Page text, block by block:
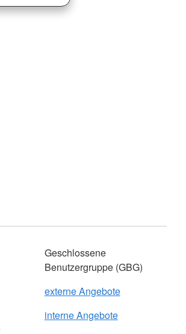
Geschlossene
Benutzergruppe (GBG)
externe Angebote
interne Angebote